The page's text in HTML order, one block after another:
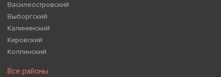
Василеостровский
Выборгский
Калининский
Кировский
Колпинский
Все районы